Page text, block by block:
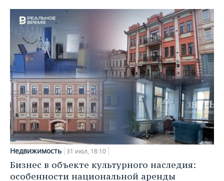
Недвижимость 31 июл, 18:10
Бизнес в объекте культурного наследия:
особенности национальной аренды